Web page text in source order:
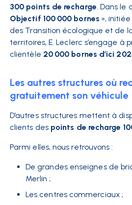
300 points de recharge. Dans le
Objectif 100 000 bornes »,
des Transition écologique et de
territoires, E. Leclerc s’engage à
clientèle 20 000 bornes d’ici
Les autres structures où
gratuitement son véhicule
D’autres structures mettent à
clients des points de recharge
Parmi elles, nous retrouvons :
De grandes enseignes de
Merlin ;
Les centres commerciaux ;